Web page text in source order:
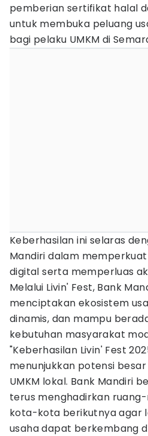
pemberian sertifikat halal
untuk membuka peluang
bagi pelaku UMKM di
Keberhasilan ini selaras
Mandiri dalam
digital serta memperluas
Melalui Livin' Fest, Bank
menciptakan ekosistem
dinamis, dan mampu
kebutuhan masyarakat
"Keberhasilan Livin' Fest
menunjukkan potensi
UMKM lokal. Bank Mandiri
terus menghadirkan
kota-kota berikutnya agar
usaha dapat berkembang